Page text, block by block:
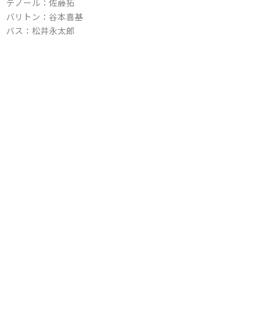
テノール：佐藤拓
バリトン：谷本喜基
バス：松井永太郎